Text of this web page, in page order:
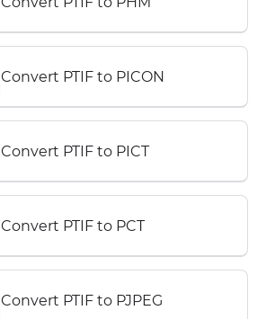
Convert PTIF to PICON
Convert PTIF to PICT
Convert PTIF to PCT
Convert PTIF to PJPEG